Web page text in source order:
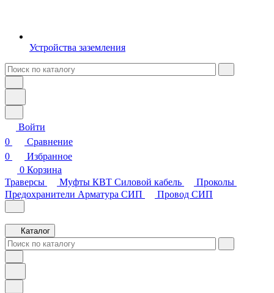
Устройства заземления
Войти
0
Сравнение
0
Избранное
0 Корзина
Траверсы
Муфты КВТ Силовой кабель
Проколы
Предохранители Арматура СИП Провод СИП
Каталог